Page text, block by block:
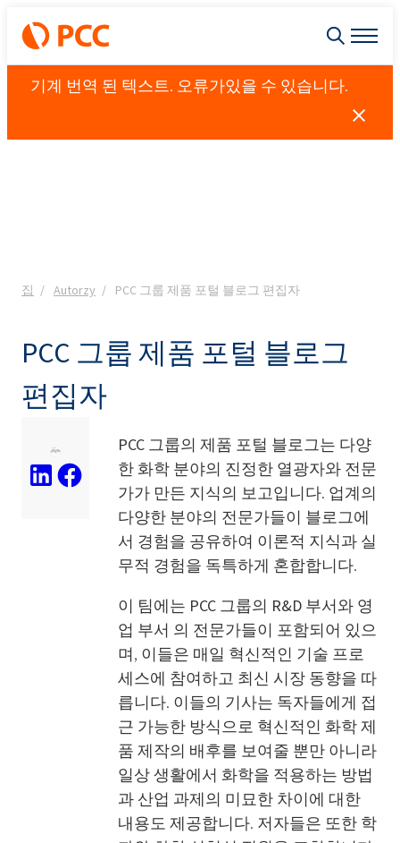
기계 번역 된 텍스트. 오류가있을 수 있습니다.
집 Autorzy PCC 그룹 제품 포털 블로그 편집자
PCC 그룹 제품 포털 블로그
편집자
PCC 그룹의 제품 포털 블로그는 다양
한 화학 분야의 진정한 열광자와 전문
가가 만든 지식의 보고입니다. 업계의
다양한 분야의 전문가들이 블로그에
서 경험을 공유하여 이론적 지식과 실
무적 경험을 독특하게 혼합합니다.
이 팀에는 PCC 그룹의 R&D 부서와 영
업 부서 의 전문가들이 포함되어 있으
며, 이들은 매일 혁신적인 기술 프로
세스에 참여하고 최신 시장 동향을 따
릅니다. 이들의 기사는 독자들에게 접
근 가능한 방식으로 혁신적인 화학 제
품 제작의 배후를 보여줄 뿐만 아니라
일상 생활에서 화학을 적용하는 방법
과 산업 과제의 미묘한 차이에 대한
내용도 제공합니다. 저자들은 또한 학